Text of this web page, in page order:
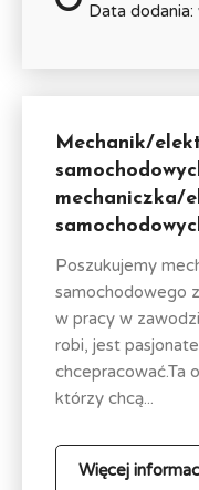
Data dodania:
Mechanik/
mechaniczka/
Poszukujemy
samochodowego
w pracy w
robi, jest
chcepracować.Ta
którzy chcą...
Więcej